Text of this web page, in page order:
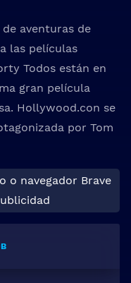
aventuras de
las películas
Todos están en
gran película
Hollywood.con se
por Tom
o navegador Brave